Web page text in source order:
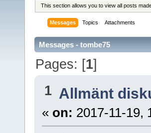
This section allows you to view all posts
Messages Topics Attachments
Messages - tombe75
Pages: [1]
1 Allmänt
« on: 2017-11-19,